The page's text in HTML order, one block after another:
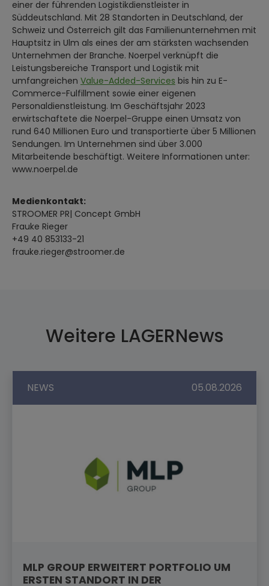
einer der führenden Logistikdienstleister in
Süddeutschland. Mit 28 Standorten in Deutschland, der
Schweiz und Österreich gilt das Familienunternehmen mit
Hauptsitz in Ulm als eines der am stärksten wachsenden
Unternehmen der Branche. Noerpel verknüpft die
Leistungsbereiche Transport und Logistik mit
umfangreichen Value-Added-Services bis hin zu E-
Commerce-Fulfillment sowie einer eigenen
Personaldienstleistung. Im Geschäftsjahr 2023
erwirtschaftete die Noerpel-Gruppe einen Umsatz von
rund 640 Millionen Euro und transportierte über 5 Millionen
Sendungen. Im Unternehmen sind über 3.000
Mitarbeitende beschäftigt. Weitere Informationen unter:
www.noerpel.de
Medienkontakt:
STROOMER PR| Concept GmbH
Frauke Rieger
+49 40 853133-21
frauke.rieger@stroomer.de
Weitere LAGERNews
NEWS 05.08.2026
MLP GROUP ERWEITERT PORTFOLIO UM
ERSTEN STANDORT IN DER